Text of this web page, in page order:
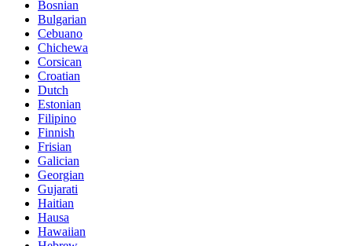
Bosnian
Bulgarian
Cebuano
Chichewa
Corsican
Croatian
Dutch
Estonian
Filipino
Finnish
Frisian
Galician
Georgian
Gujarati
Haitian
Hausa
Hawaiian